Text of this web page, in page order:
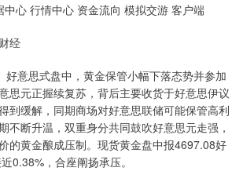
心 行情中心 资金流向 模拟交游 客户端
经
意思式盘中，黄金保管小幅下落态势并参加
思元正握续复苏，背后主要收货于好意思伊议
到缓解，同期商场对好意思联储可能保管高利
不断升温，双重身分共同鼓吹好意思元走强，
的黄金酿成压制。现货黄金盘中报4697.08好
0.38%，合座阐扬承压。